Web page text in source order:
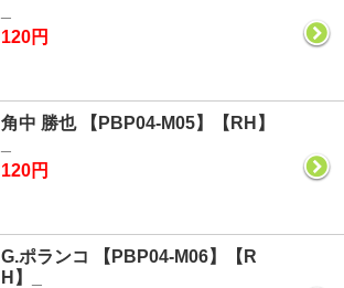
120円
角中 勝也 【PBP04-M05】【RH】
120円
G.ポランコ 【PBP04-M06】【R
H】_